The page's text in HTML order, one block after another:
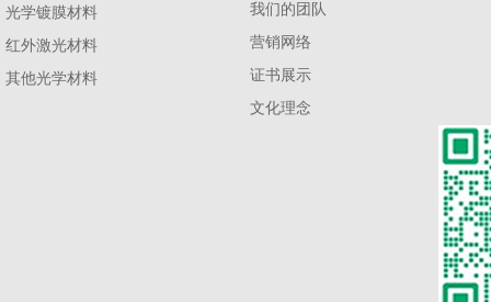
光学镀膜材料
红外激光材料
其他光学材料
我们的团队
营销网络
证书展示
文化理念